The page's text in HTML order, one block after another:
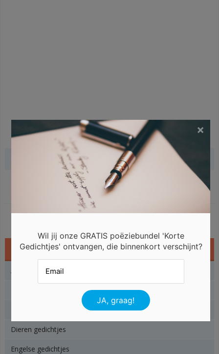
Gerelateerde gedichten
Gedichtjes
Angst gedichtjes
Dieren gedichtjes
Engelse gedichtjes
Wil jij onze GRATIS poëziebundel 'Korte
Gedichtjes' ontvangen, die binnenkort verschijnt?
×